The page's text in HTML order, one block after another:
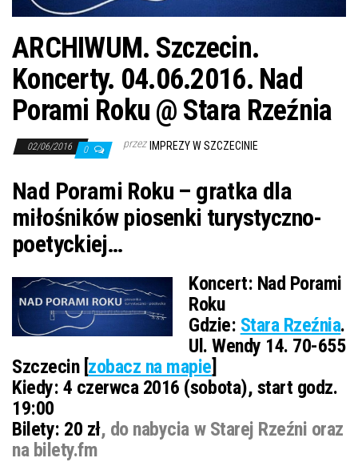
ARCHIWUM. Szczecin.
Koncerty. 04.06.2016. Nad
Porami Roku @ Stara Rzeźnia
02/06/2016 0 przez IMPREZY W SZCZECINIE
Nad Porami Roku – gratka dla
miłośników piosenki turystyczno-
poetyckiej…
Koncert: Nad Porami
Roku
Gdzie: Stara Rzeźnia.
Ul. Wendy 14. 70-655
Szczecin [zobacz na mapie]
Kiedy: 4 czerwca 2016 (sobota), start godz.
19:00
Bilety: 20 zł, do nabycia w Starej Rzeźni oraz
na bilety.fm